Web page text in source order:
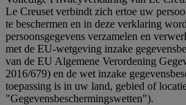
Le Creuset verbindt zich ertoe uw
te beschermen en in deze verklaring
persoonsgegevens verzamelen en
met de EU-wetgeving inzake
van de EU Algemene Verordening
2016/679) en de wet inzake
toepassing is in uw land, gebied of
"Gegevensbeschermingswetten").